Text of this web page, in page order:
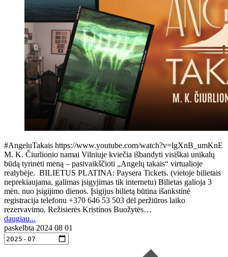
#AngeluTakais https://www.youtube.com/watch?v=lgXnB_umKnE
M. K. Čiurlionio namai Vilniuje kviečia išbandyti visiškai unikalų
būdą tyrinėti meną – pasivaikščioti „Angelų takais“ virtualioje
realybėje. BILIETUS PLATINA: Paysera Tickets. (vietoje bilietais
neprekiaujama, galimas įsigyjimas tik internetu) Bilietas galioja 3
mėn. nuo įsigijimo dienos. Įsigijus bilietą būtina išankstinė
registracija telefonu +370 646 53 503 dėl peržiūros laiko
rezervavimo. Režisierės Kristinos Buožytės…
daugiau...
paskelbta 2024 08 01